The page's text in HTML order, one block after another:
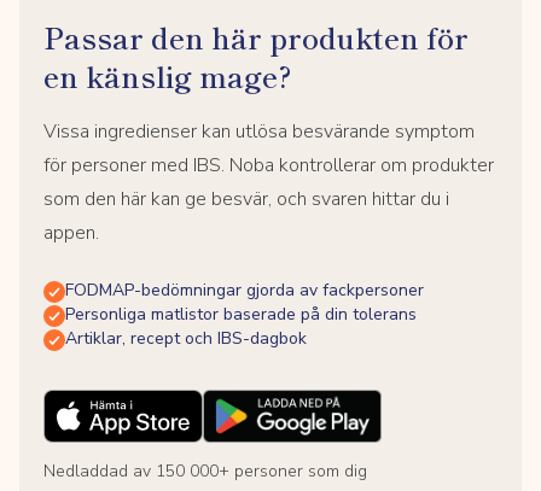
Passar den här produkten för
en känslig mage?
Vissa ingredienser kan utlösa besvärande symptom
för personer med IBS. Noba kontrollerar om produkter
som den här kan ge besvär, och svaren hittar du i
appen.
FODMAP-bedömningar gjorda av fackpersoner
Personliga matlistor baserade på din tolerans
Artiklar, recept och IBS-dagbok
Nedladdad av 150 000+ personer som dig